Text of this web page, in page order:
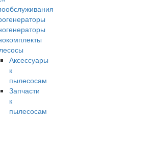
Аксессуары
к
пылесосам
Запчасти
к
пылесосам